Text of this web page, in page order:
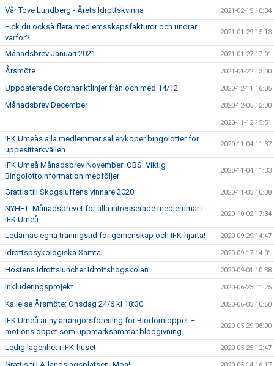
Vår Tove Lundberg - Årets Idrottskvinna 2021-02-19 10:34
Fick du också flera medlemsskapsfakturor och undrar
varför?
2021-01-29 15:13
Månadsbrev Januari 2021 2021-01-27 17:01
Årsmöte 2021-01-22 13:00
Uppdaterade Coronariktlinjer från och med 14/12 2020-12-11 16:05
Månadsbrev December 2020-12-05 12:00
2020-11-12 15:51
IFK Umeås alla medlemmar säljer/köper bingolotter för
uppesittarkvällen
2020-11-04 11:37
IFK Umeå Månadsbrev November! OBS: Viktig
Bingolottoinformation medföljer
2020-11-04 11:33
Grattis till Skogsluffens vinnare 2020 2020-11-03 10:38
NYHET: Månadsbrevet för alla intresserade medlemmar i
IFK Umeå
2020-10-02 17:34
Ledarnas egna träningstid för gemenskap och IFK-hjärta! 2020-09-29 14:47
Idrottspsykologiska Samtal 2020-09-17 14:01
Höstens Idrottsluncher Idrottshögskolan 2020-09-01 10:38
Inkluderingsprojekt 2020-06-23 11:25
Kallelse Årsmöte: Onsdag 24/6 kl 18:30 2020-06-03 10:50
IFK Umeå är ny arrangörsförening för Blodomloppet –
motionsloppet som uppmärksammar blodgivning
2020-05-29 08:00
Ledig lägenhet i IFK-huset 2020-05-25 12:47